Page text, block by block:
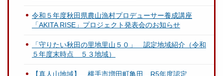
令和５年度秋田県農山漁村プロデューサー養成講座
「AKITA RISE」プロジェクト発表会のお知らせ
「守りたい秋田の里地里山５０」 認定地域紹介（令和
５年度末時点 ５３地域）
【真人山地域】 横手市増田町亀田 R5年度認定